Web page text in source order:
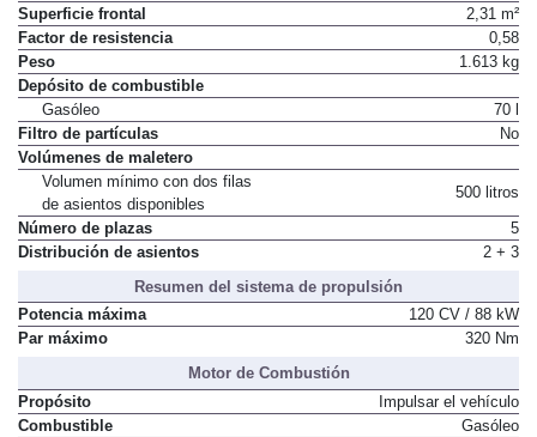
Superficie frontal
2,31 m²
Factor de resistencia
0,58
Peso
1.613 kg
Depósito de combustible
Gasóleo
70 l
Filtro de partículas
No
Volúmenes de maletero
Volumen mínimo con dos filas
de asientos disponibles
500 litros
Número de plazas
5
Distribución de asientos
2 + 3
Resumen del sistema de propulsión
Potencia máxima
120 CV / 88 kW
Par máximo
320 Nm
Motor de Combustión
Propósito
Impulsar el vehículo
Combustible
Gasóleo